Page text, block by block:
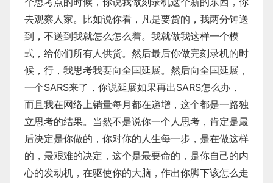
去观察人家。比如说你看，凡是要货的，我两分钟送
到，不送到我就怎么怎么着。我就做我这样一个模
式，给你们所有人供货。然后最后你做完刻录机的时
候，行，我思考我要向全国延展。然后向全国延展，
一个SARS来了，你说延展如果再出SARS怎么办，
而且我在网络上销量每月都在递增，这个都是一路独
立思考的结果。当然不是说你一个人思考，肯定是最
后决定是你做的，你对你的人生每一步，是在做这样
的，最艰难的决定，这个是最要命的，是你自己的内
心的发动机，在驱使你的大脑，作出你脚下该怎么走